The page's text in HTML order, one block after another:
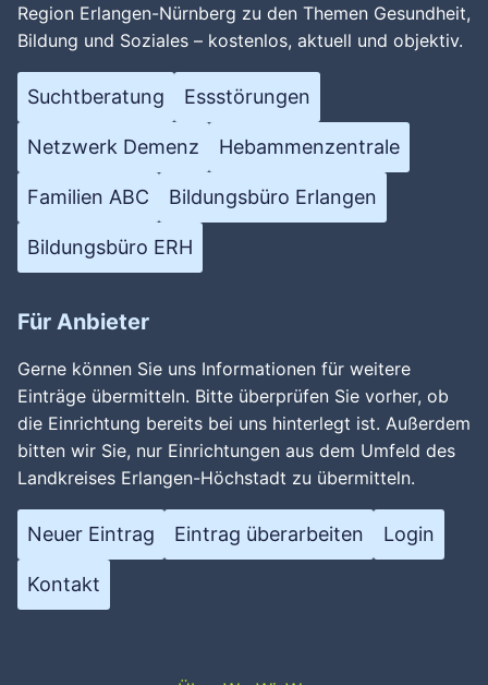
Region Erlangen-Nürnberg zu den Themen Gesundheit,
Bildung und Soziales – kostenlos, aktuell und objektiv.
Suchtberatung Essstörungen
Netzwerk Demenz Hebammenzentrale
Familien ABC Bildungsbüro Erlangen
Bildungsbüro ERH
Für Anbieter
Gerne können Sie uns Informationen für weitere
Einträge übermitteln. Bitte überprüfen Sie vorher, ob
die Einrichtung bereits bei uns hinterlegt ist. Außerdem
bitten wir Sie, nur Einrichtungen aus dem Umfeld des
Landkreises Erlangen-Höchstadt zu übermitteln.
Neuer Eintrag Eintrag überarbeiten Login
Kontakt